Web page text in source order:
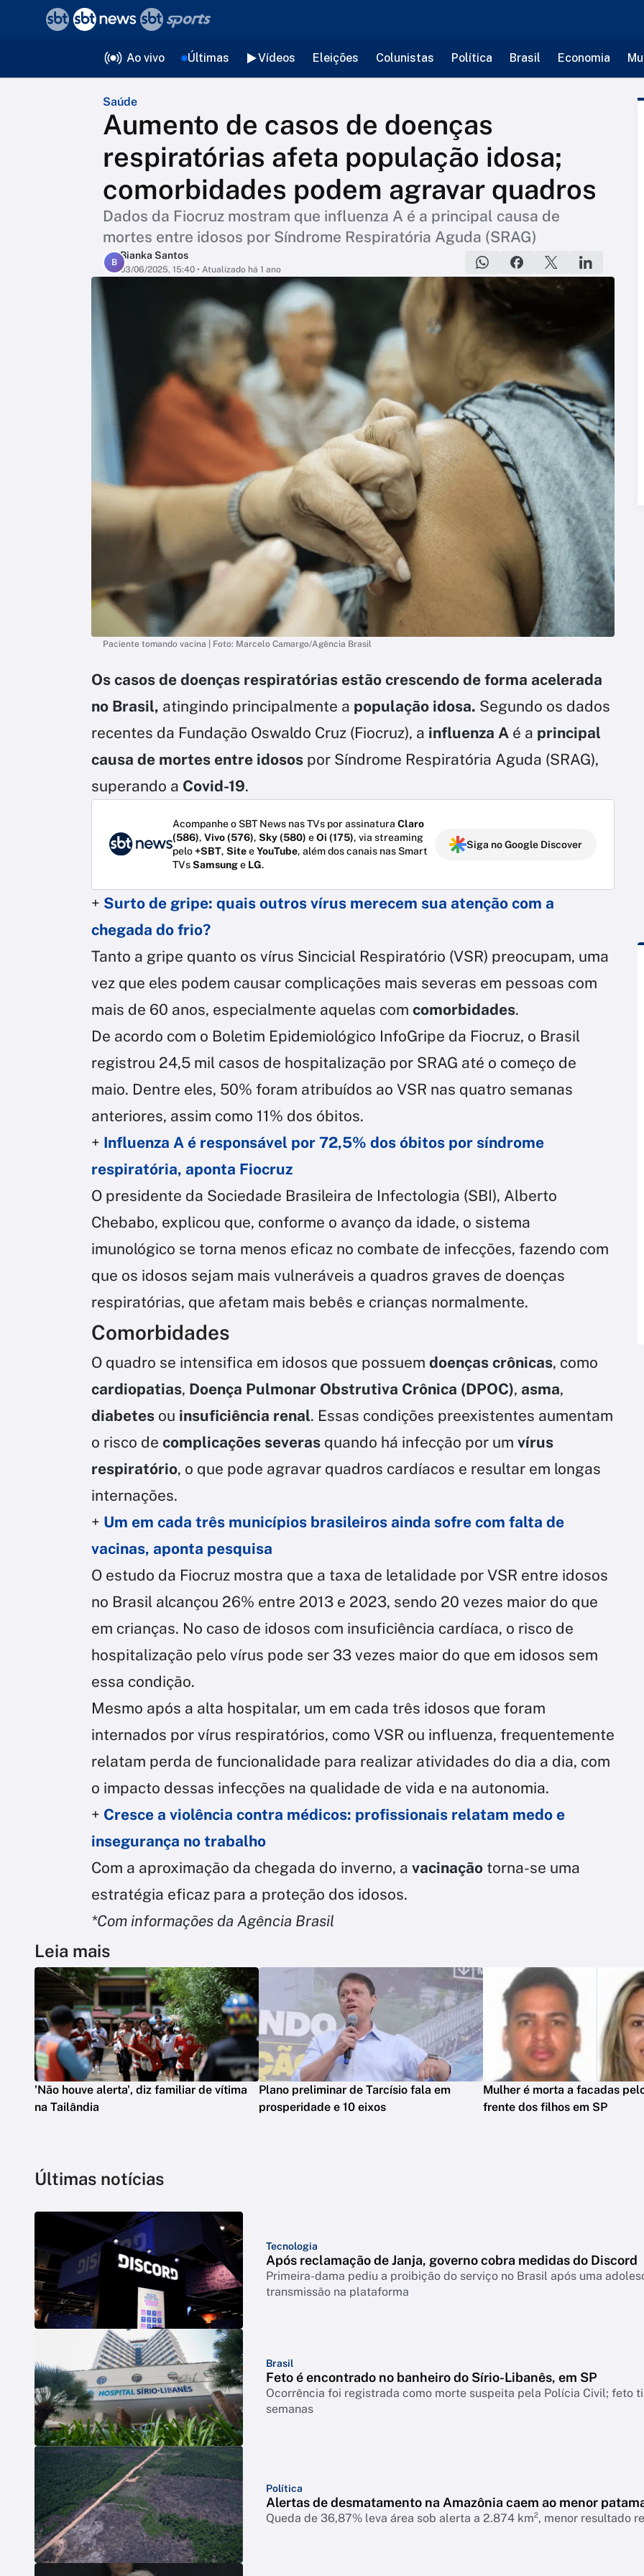
Ao vivo Últimas Vídeos Eleições Colunistas Política Brasil Economia
Saúde
Aumento de casos de doenças
respiratórias afeta população idosa;
comorbidades podem agravar quadros
Dados da Fiocruz mostram que influenza A é a principal causa de
mortes entre idosos por Síndrome Respiratória Aguda (SRAG)
B
Bianka Santos
03/06/2025, 15:40 • Atualizado há 1 ano
Paciente tomando vacina | Foto: Marcelo Camargo/Agência Brasil
Os casos de doenças respiratórias estão crescendo de forma acelerada
no Brasil, atingindo principalmente a população idosa. Segundo os dados
recentes da Fundação Oswaldo Cruz (Fiocruz), a influenza A é a principal
causa de mortes entre idosos por Síndrome Respiratória Aguda (SRAG),
superando a Covid-19.
Acompanhe o SBT News nas TVs por assinatura Claro
(586), Vivo (576), Sky (580) eOi (175), via streaming
pelo+SBT, SiteeYouTube, além dos canais nas Smart
TVsSamsunge LG.
Siga no Google Discover
+ Surto de gripe: quais outros vírus merecem sua atenção com a
chegada do frio?
Tanto a gripe quanto os vírus Sincicial Respiratório (VSR) preocupam, uma
vez que eles podem causar complicações mais severas em pessoas com
mais de 60 anos, especialmente aquelas com comorbidades.
De acordo com o Boletim Epidemiológico InfoGripe da Fiocruz, o Brasil
registrou 24,5 mil casos de hospitalização por SRAG até o começo de
maio. Dentre eles, 50% foram atribuídos ao VSR nas quatro semanas
anteriores, assim como 11% dos óbitos.
+ Influenza A é responsável por 72,5% dos óbitos por síndrome
respiratória, aponta Fiocruz
O presidente da Sociedade Brasileira de Infectologia (SBI), Alberto
Chebabo, explicou que, conforme o avanço da idade, o sistema
imunológico se torna menos eficaz no combate de infecções, fazendo com
que os idosos sejam mais vulneráveis a quadros graves de doenças
respiratórias, que afetam mais bebês e crianças normalmente.
Comorbidades
O quadro se intensifica em idosos que possuem doenças crônicas, como
cardiopatias, Doença Pulmonar Obstrutiva Crônica (DPOC), asma,
diabetes ou insuficiência renal. Essas condições preexistentes aumentam
o risco de complicações severas quando há infecção por um vírus
respiratório, o que pode agravar quadros cardíacos e resultar em longas
internações.
+ Um em cada três municípios brasileiros ainda sofre com falta de
vacinas, aponta pesquisa
O estudo da Fiocruz mostra que a taxa de letalidade por VSR entre idosos
no Brasil alcançou 26% entre 2013 e 2023, sendo 20 vezes maior do que
em crianças. No caso de idosos com insuficiência cardíaca, o risco de
hospitalização pelo vírus pode ser 33 vezes maior do que em idosos sem
essa condição.
Mesmo após a alta hospitalar, um em cada três idosos que foram
internados por vírus respiratórios, como VSR ou influenza, frequentemente
relatam perda de funcionalidade para realizar atividades do dia a dia, com
o impacto dessas infecções na qualidade de vida e na autonomia.
+ Cresce a violência contra médicos: profissionais relatam medo e
insegurança no trabalho
Com a aproximação da chegada do inverno, a vacinação torna-se uma
estratégia eficaz para a proteção dos idosos.
*Com informações da Agência Brasil
Leia mais
'Não houve alerta', diz familiar de vítima
na Tailândia
Plano preliminar de Tarcísio fala em
prosperidade e 10 eixos
Mulher é morta a facadas
frente dos filhos em SP
Últimas notícias
Tecnologia
Após reclamação de Janja, governo cobra medidas do Discord
Primeira-dama pediu a proibição do serviço no Brasil após uma
transmissão na plataforma
Brasil
Feto é encontrado no banheiro do Sírio-Libanês, em SP
Ocorrência foi registrada como morte suspeita pela Polícia Civil; feto
semanas
Política
Alertas de desmatamento na Amazônia caem ao menor
Queda de 36,87% leva área sob alerta a 2.874 km², menor resultado
voltar
Editorias